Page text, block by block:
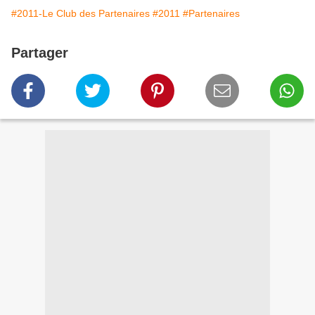
#2011-Le Club des Partenaires #2011 #Partenaires
Partager